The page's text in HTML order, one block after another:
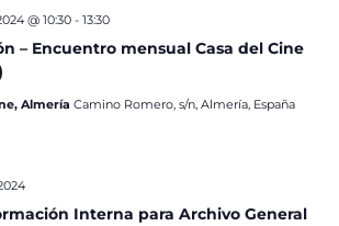
– Encuentro mensual Casa del Cine
@ 10:30- 13:30
Almería Camino Romero, s/n, Almería, España
Interna para Archivo General